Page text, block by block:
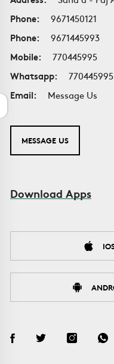
Phone:
9671450121
Phone:
9671445993
Mobile:
770445995
Whatsapp:
770445995
Email:
Message Us
MESSAGE US
Download Apps